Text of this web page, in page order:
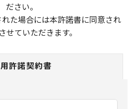
ださい。
た場合には本許諾書に同意され
せていただきます。
許諾契約書